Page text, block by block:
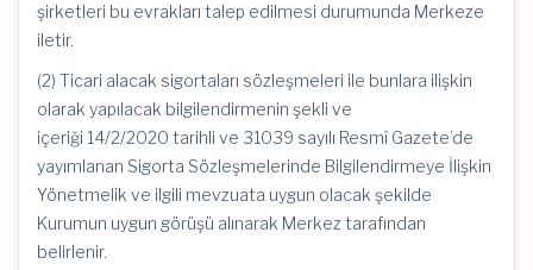
şirketleri bu evrakları talep edilmesi durumunda Merkeze
iletir.
(2) Ticari alacak sigortaları sözleşmeleri ile bunlara ilişkin
olarak yapılacak bilgilendirmenin şekli ve
içeriği 14/2/2020 tarihli ve 31039 sayılı Resmî Gazete’de
yayımlanan Sigorta Sözleşmelerinde Bilgilendirmeye İlişkin
Yönetmelik ve ilgili mevzuata uygun olacak şekilde
Kurumun uygun görüşü alınarak Merkez tarafından
belirlenir.